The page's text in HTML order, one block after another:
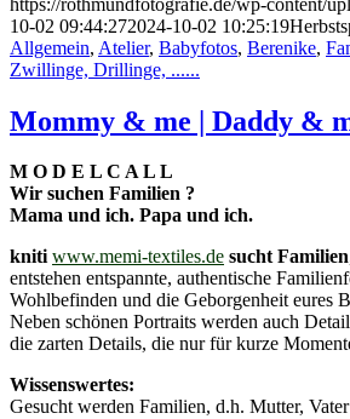
10-02 09:44:272024-10-02 10:25:19
Allgemein, Atelier, Babyfotos, Berenike,
Zwillinge, Drillinge, ......
Mommy & me | Daddy &
M O D E L C A L L
Wir suchen Familien ?
Mama und ich. Papa und ich.
kniti www.memi-textiles.de sucht Familien
entstehen entspannte, authentische
Wohlbefinden und die Geborgenheit eures
Neben schönen Portraits werden auch
die zarten Details, die nur für kurze
Wissenswertes:
Gesucht werden Familien, d.h. Mutter,